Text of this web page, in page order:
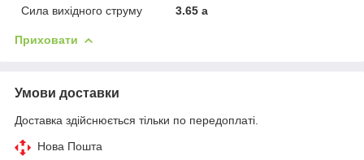
Сила вихідного струму
3.65 a
Приховати
Умови доставки
Доставка здійснюється тільки по передоплаті.
Нова Пошта